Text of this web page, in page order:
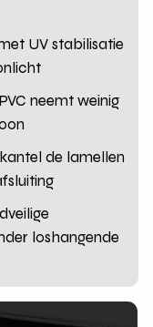
UV stabilisatie
neemt weinig
de lamellen
loshangende